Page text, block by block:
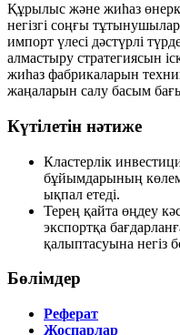
Құрылыс және жиһаз
негізгі соңғы
импорт үлесі дәстүрлі
алмастыру стратегиясын
жиһаз фабрикаларын
жаңаларын салу басым
Күтілетін нәтиже
Кластерлік
бұйымдарының
ықпал етеді.
Терең қайта өңдеу
экспортқа
қалыптасуына негіз
Бөлімдер
Реферат
Жоспарлар